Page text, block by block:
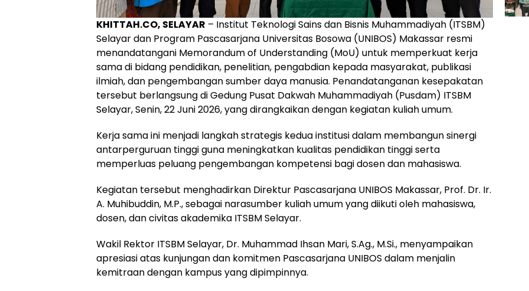
KHITTAH.CO, SELAYAR – Institut Teknologi Sains dan Bisnis Muhammadiyah (ITSBM)
Selayar dan Program Pascasarjana Universitas Bosowa (UNIBOS) Makassar resmi
menandatangani Memorandum of Understanding (MoU) untuk memperkuat kerja
sama di bidang pendidikan, penelitian, pengabdian kepada masyarakat, publikasi
ilmiah, dan pengembangan sumber daya manusia. Penandatanganan kesepakatan
tersebut berlangsung di Gedung Pusat Dakwah Muhammadiyah (Pusdam) ITSBM
Selayar, Senin, 22 Juni 2026, yang dirangkaikan dengan kegiatan kuliah umum.
Kerja sama ini menjadi langkah strategis kedua institusi dalam membangun sinergi
antarperguruan tinggi guna meningkatkan kualitas pendidikan tinggi serta
memperluas peluang pengembangan kompetensi bagi dosen dan mahasiswa.
Kegiatan tersebut menghadirkan Direktur Pascasarjana UNIBOS Makassar, Prof. Dr. Ir.
A. Muhibuddin, M.P., sebagai narasumber kuliah umum yang diikuti oleh mahasiswa,
dosen, dan civitas akademika ITSBM Selayar.
Wakil Rektor ITSBM Selayar, Dr. Muhammad Ihsan Mari, S.Ag., M.Si., menyampaikan
apresiasi atas kunjungan dan komitmen Pascasarjana UNIBOS dalam menjalin
kemitraan dengan kampus yang dipimpinnya.